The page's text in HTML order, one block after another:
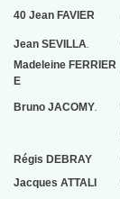
40 Jean FAVIER
Jean SEVILLA.
Madeleine FERRIER
E
Bruno JACOMY.
Régis DEBRAY
Jacques ATTALI